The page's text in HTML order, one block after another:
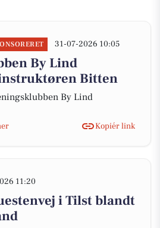
31-07-2026 10:05
By Lind
Bitten
By Lind
Kopiér link
11:20
i Tilst blandt